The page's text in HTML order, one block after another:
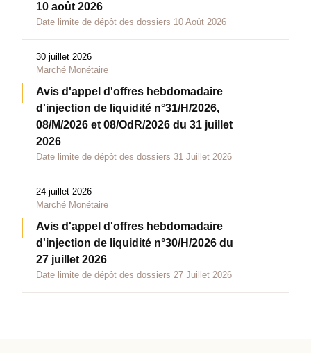
10 août 2026
Date limite de dépôt des dossiers 10 Août 2026
30 juillet 2026
Marché Monétaire
Avis d'appel d'offres hebdomadaire
d'injection de liquidité n°31/H/2026,
08/M/2026 et 08/OdR/2026 du 31 juillet
2026
Date limite de dépôt des dossiers 31 Juillet 2026
24 juillet 2026
Marché Monétaire
Avis d'appel d'offres hebdomadaire
d'injection de liquidité n°30/H/2026 du
27 juillet 2026
Date limite de dépôt des dossiers 27 Juillet 2026